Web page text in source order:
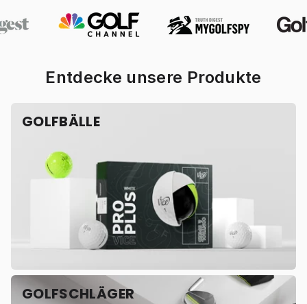
Entdecke unsere Produkte
GOLFBÄLLE
GOLFSCHLÄGER